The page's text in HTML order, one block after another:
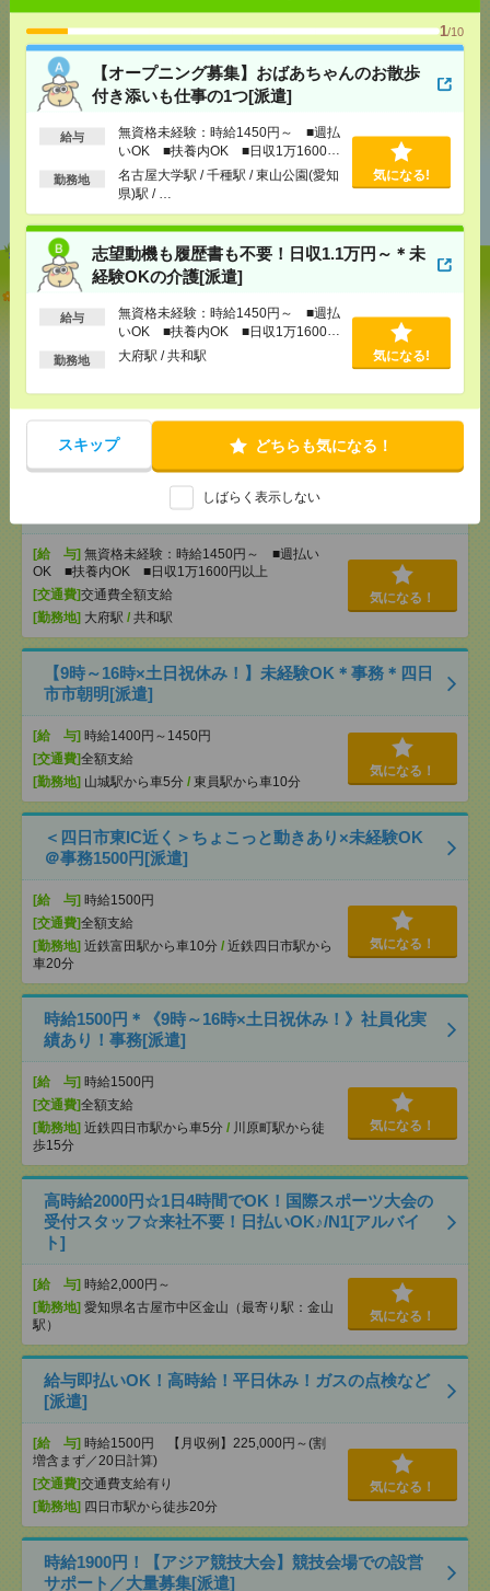
1/10
【オープニング募集】おばあちゃんのお散歩
付き添いも仕事の1つ[派遣]
給与
無資格未経験：時給1450円～ ■週払
いOK ■扶養内OK ■日収1万1600円
以上
勤務地
名古屋大学駅 / 千種駅 / 東山公園(愛知
県)駅 / …
気になる!
志望動機も履歴書も不要！日収1.1万円～＊未
経験OKの介護[派遣]
給与
無資格未経験：時給1450円～ ■週払
いOK ■扶養内OK ■日収1万1600円
以上
勤務地 大府駅 / 共和駅 気になる!
スキップ どちらも気になる！
しばらく表示しない
メール LINE
シェア ツイート
あなたの閲覧履歴からの
おすすめ
【オープニング募集】おばあちゃんのお散歩付き添
いも仕事の1つ[派遣]
[給 与]無資格未経験：時給1450円～ ■週払い
[交通費]交通費全額支給
名古屋大学駅/千種駅/東山公園(愛知県)駅
気になる！
志望動機も履歴書も不要！日収1.1万円～＊未経験OK
[給 与] 無資格未経験：時給1450円～ ■週払い
OK ■扶養内OK ■日収1万1600円以上
[交通費]交通費全額支給
[勤務地] 大府駅 / 共和駅
気になる！
【9時～16時×土日祝休み！】未経験OK＊事務＊四日
市市朝明[派遣]
[給 与] 時給1400円～1450円
[交通費]全額支給
[勤務地] 山城駅から車5分 / 東員駅から車10分
気になる！
＜四日市東IC近く＞ちょこっと動きあり×未経験OK
＠事務1500円[派遣]
[給 与] 時給1500円
[交通費]全額支給
[勤務地] 近鉄富田駅から車10分 / 近鉄四日市駅から
車20分
気になる！
時給1500円＊《9時～16時×土日祝休み！》社員化実
績あり！事務[派遣]
[給 与] 時給1500円
[交通費]全額支給
[勤務地] 近鉄四日市駅から車5分 / 川原町駅から徒
歩15分
気になる！
高時給2000円☆1日4時間でOK！国際スポーツ大会の
受付スタッフ☆来社不要！日払いOK♪/N1[アルバイ
ト]
[給 与] 時給2,000円～
[勤務地] 愛知県名古屋市中区金山（最寄り駅：金山
駅）
気になる！
給与即払いOK！高時給！平日休み！ガスの点検など
[派遣]
[給 与] 時給1500円 【月収例】225,000円～(割
増含まず／20日計算)
[交通費]交通費支給有り
[勤務地] 四日市駅から徒歩20分
気になる！
時給1900円！【アジア競技大会】競技会場での設営
サポート／大量募集[派遣]